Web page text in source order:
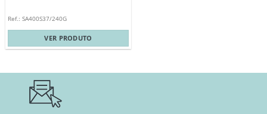
Ref.: SA400S37/240G
VER PRODUTO